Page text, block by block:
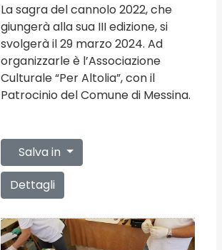
La sagra del cannolo 2022, che
giungerà alla sua III edizione, si
svolgerà il 29 marzo 2024. Ad
organizzarle è l’Associazione
Culturale “Per Altolia”, con il
Patrocinio del Comune di Messina.
Salva in
Dettagli